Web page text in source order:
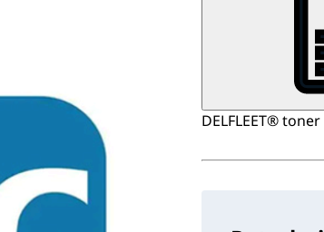
DELFLEET® toner